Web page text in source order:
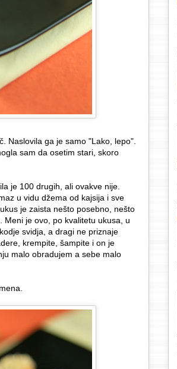
Naslovila ga je samo "Lako, lepo".
sam da osetim stari, skoro
je 100 drugih, ali ovakve nije.
u vidu džema od kajsija i sve
je zaista nešto posebno, nešto
je ovo, po kvalitetu ukusa, u
svidja, a dragi ne priznaje
krempite, šampite i on je
malo obradujem a sebe malo